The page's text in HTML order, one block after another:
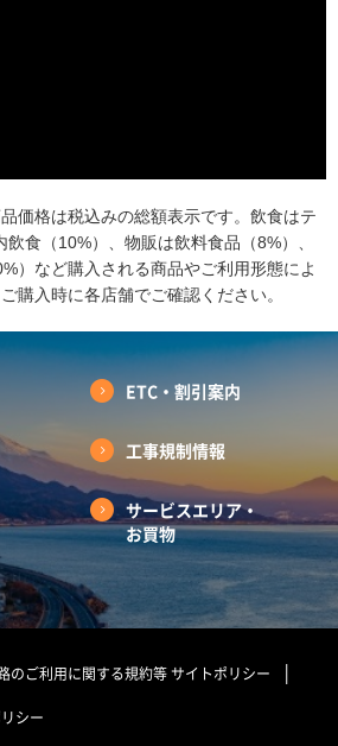
価格は税込みの総額表示です。飲食はテ
食（10%）、物販は飲料食品（8%）、
）など購入される商品やご利用形態によ
購入時に各店舗でご確認ください。
ETC・割引案内
工事規制情報
サービスエリア・
お買物
のご利用に関する規約等サイトポリシー
シー